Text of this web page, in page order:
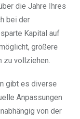
die Jahre Ihres
bei der
Kapital auf
größere
zu vollziehen.
gibt es diverse
Anpassungen
von der